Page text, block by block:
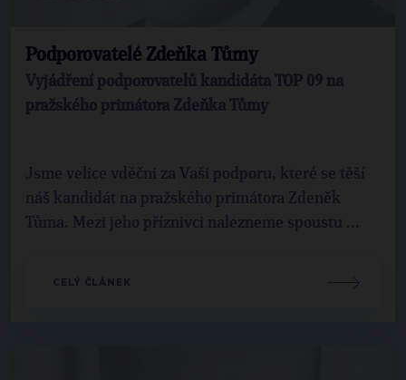
Podporovatelé Zdeňka Tůmy
Vyjádření podporovatelů kandidáta TOP 09 na
pražského primátora Zdeňka Tůmy
Jsme velice vděčni za Vaši podporu, které se těší
náš kandidát na pražského primátora Zdeněk
Tůma. Mezi jeho příznivci nalezneme spoustu ...
CELÝ ČLÁNEK